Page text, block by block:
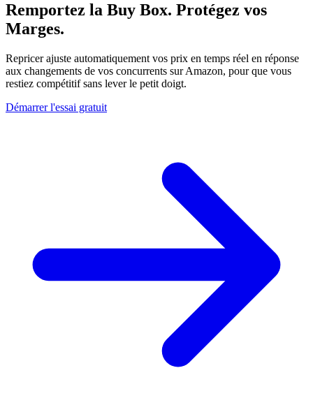
Remportez la Buy Box. Protégez vos
Marges.
Repricer ajuste automatiquement vos prix en temps réel en réponse
aux changements de vos concurrents sur Amazon, pour que vous
restiez compétitif sans lever le petit doigt.
Démarrer l'essai gratuit